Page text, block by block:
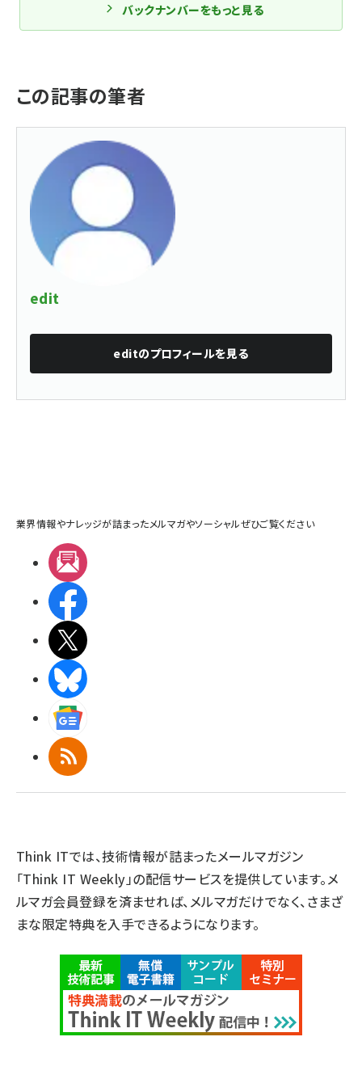
バックナンバーをもっと見る
この記事の筆者
edit
editのプロフィールを見る
業界情報やナレッジが詰まったメルマガやソーシャルぜひご覧ください
RSS
Think ITでは、技術情報が詰まったメールマガジン
「Think IT Weekly」の配信サービスを提供しています。メ
ルマガ会員登録を済ませれば、メルマガだけでなく、さまざ
まな限定特典を入手できるようになります。